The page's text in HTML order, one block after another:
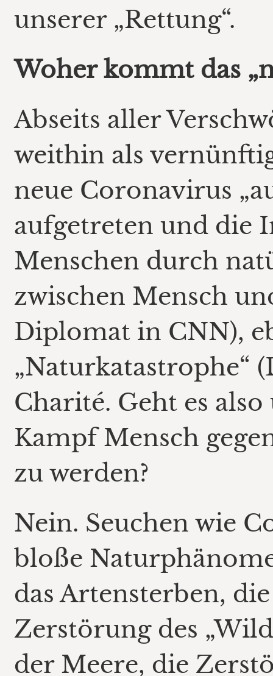
unserer „Rettung“.
Woher kommt das
Abseits aller
weithin als
neue Coronavirus
aufgetreten und die
Menschen durch
zwischen Mensch
Diplomat in CNN),
„Naturkatastrophe“
Charité. Geht es
Kampf Mensch
zu werden?
Nein. Seuchen wie
bloße
das Artensterben,
Zerstörung des
der Meere, die